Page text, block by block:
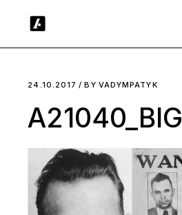
24.10.2017 BY VADYMPATYK
A21040_BIG